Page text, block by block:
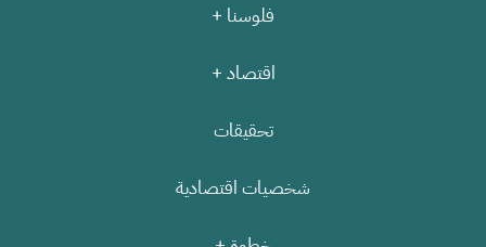
فلوسنا +
اقتصاد +
تحقيقات
شخصيات اقتصادية